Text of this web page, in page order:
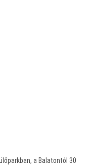
a Balatontól 30